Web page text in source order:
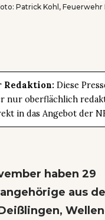
Patrick Kohl, Feuerwehr
Redaktion: Diese
nur oberflächlich
in das Angebot der
haben 29
aus